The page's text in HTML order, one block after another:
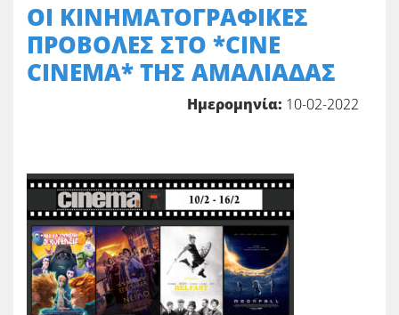
ΟΙ ΚΙΝΗΜΑΤΟΓΡΑΦΙΚΕΣ
ΠΡΟΒΟΛΕΣ ΣΤΟ *CINE
CINEMA* ΤΗΣ ΑΜΑΛΙΑΔΑΣ
Ημερομηνία: 10-02-2022